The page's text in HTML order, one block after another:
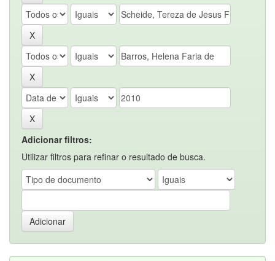
Adicionar filtros:
Utilizar filtros para refinar o resultado de busca.